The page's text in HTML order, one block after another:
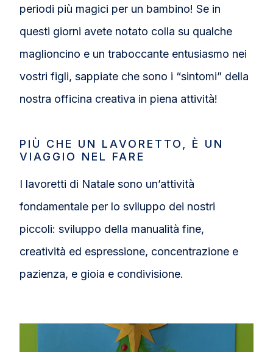
periodi più magici per un bambino! Se in
questi giorni avete notato colla su qualche
maglioncino e un traboccante entusiasmo nei
vostri figli, sappiate che sono i “sintomi” della
nostra officina creativa in piena attività!
PIÙ CHE UN LAVORETTO, È UN
VIAGGIO NEL FARE
I lavoretti di Natale sono un’attività
fondamentale per lo sviluppo dei nostri
piccoli: sviluppo della manualità fine,
creatività ed espressione, concentrazione e
pazienza, e gioia e condivisione.